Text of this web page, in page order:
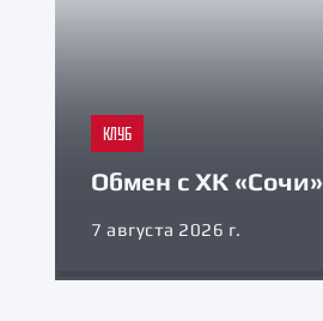
КЛУБ
Обмен с ХК «Сочи»
7 августа 2026 г.